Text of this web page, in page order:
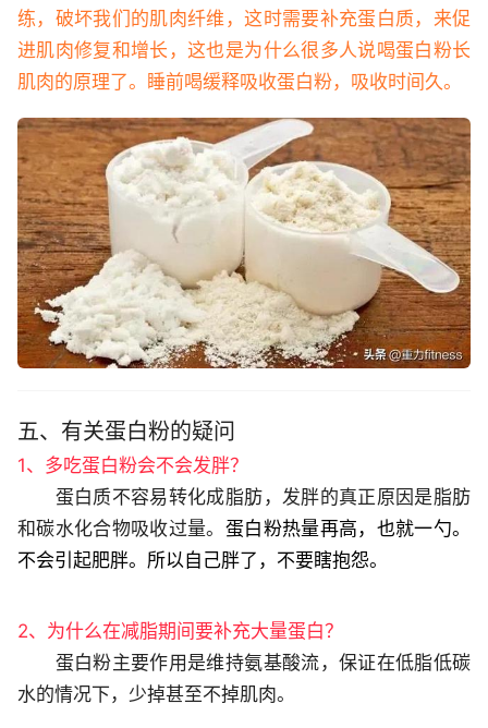
练，破坏我们的肌肉纤维，这时需要补充蛋白质，来促
进肌肉修复和增长，这也是为什么很多人说喝蛋白粉长
肌肉的原理了。睡前喝缓释吸收蛋白粉，吸收时间久。
五、有关蛋白粉的疑问
1、多吃蛋白粉会不会发胖？
蛋白质不容易转化成脂肪，发胖的真正原因是脂肪
和碳水化合物吸收过量。 蛋白粉热量再高，也就一勺。
不会引起肥胖。所以自己胖了，不要瞎抱怨。
2、为什么在减脂期间要补充大量蛋白？
蛋白粉主要作用是维持氨基酸流，保证在低脂低碳
水的情况下，少掉甚至不掉肌肉。